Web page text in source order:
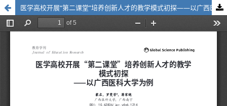
医学高校开展“第二课堂”培养创新人才的教学模式初探——以广西医科大学为例